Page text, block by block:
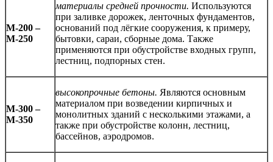
М-200 –
М-250
материалы средней прочности. Используются
при заливке дорожек, ленточных фундаментов,
оснований под лёгкие сооружения, к примеру,
бытовки, сараи, сборные дома. Также
применяются при обустройстве входных групп,
лестниц, подпорных стен.
М-300 –
М-350
высокопрочные бетоны. Являются основным
материалом при возведении кирпичных и
монолитных зданий с несколькими этажами, а
также при обустройстве колонн, лестниц,
бассейнов, аэродромов.